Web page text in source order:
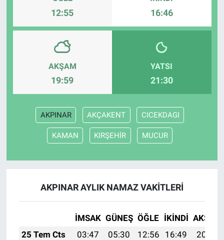
12:55 16:46
AKŞAM
19:59
YATSI
21:30
AKPINAR AKÇAKENT CICEKDAGI
KAMAN KIRŞEHİR MUCUR
AKPINAR AYLIK NAMAZ VAKITLERI
İMSAK GÜNEŞ ÖĞLE İKINDI AKŞAM
25 Tem Cts
03:47 05:30 12:56 16:49
20:11
Magazin
Bilim ve Teknoloji